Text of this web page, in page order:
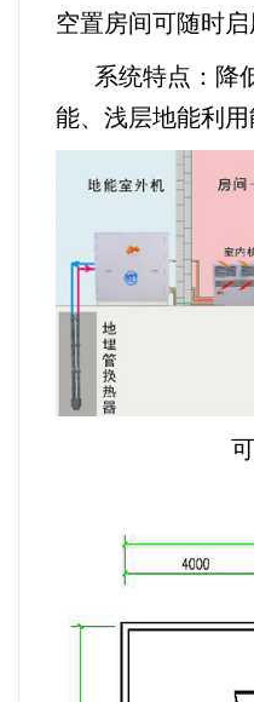
空置房间可随时
系统特点：降
能、浅层地能利